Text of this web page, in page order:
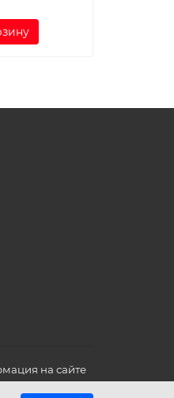
на сайте
в товаре